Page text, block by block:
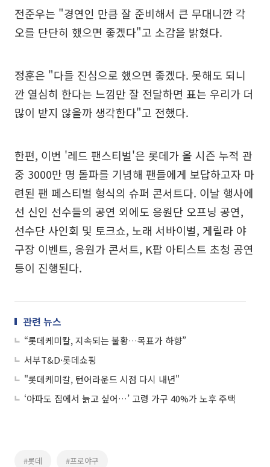
전준우는 "경연인 만큼 잘 준비해서 큰 무대니깐 각
오를 단단히 했으면 좋겠다"고 소감을 밝혔다.
정훈은 "다들 진심으로 했으면 좋겠다. 못해도 되니
깐 열심히 한다는 느낌만 잘 전달하면 표는 우리가 더
많이 받지 않을까 생각한다"고 전했다.
한편, 이번 '레드 팬스티벌'은 롯데가 올 시즌 누적 관
중 3000만 명 돌파를 기념해 팬들에게 보답하고자 마
련된 팬 페스티벌 형식의 슈퍼 콘서트다. 이날 행사에
선 신인 선수들의 공연 외에도 응원단 오프닝 공연,
선수단 사인회 및 토크쇼, 노래 서바이벌, 게릴라 야
구장 이벤트, 응원가 콘서트, K팝 아티스트 초청 공연
등이 진행된다.
관련 뉴스
“롯데케미칼, 지속되는 불황…목표가 하향”
서부T&D·롯데쇼핑
"롯데케미칼, 턴어라운드 시점 다시 내년"
‘아파도 집에서 늙고 싶어…’ 고령 가구 40%가 노후 주택
#롯데 #프로야구